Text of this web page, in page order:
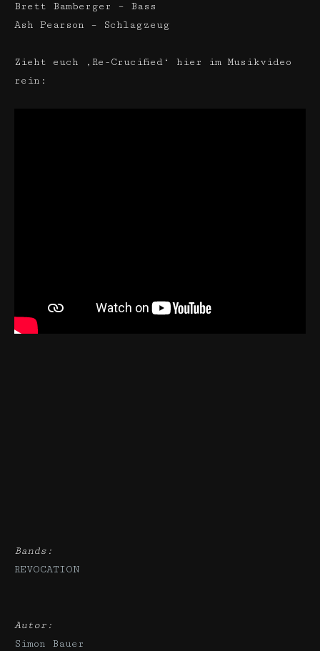
Brett Bamberger – Bass
Ash Pearson – Schlagzeug
Zieht euch ‚Re-Crucified‘ hier im Musikvideo
rein:
Bands:
REVOCATION
Autor:
Simon Bauer